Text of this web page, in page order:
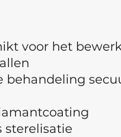
voor het
behandeling
sterelisatie